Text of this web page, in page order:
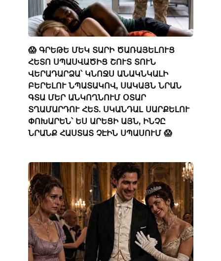
😱 ԳՐԵԹԵ ՄԵԿ ՏԱՐԻ ԾԱՌԱՅԵԼՈՒՑ
ՀԵՏՈ ՍՊԱՍՎԱԾԻՑ ՇՈՒՏ ՏՈՒՆ
ՎԵՐԱԴԱՐՁԱ՝ ԿՆՈՋՍ ԱՆԱԿՆԿԱԼԻ
ԲԵՐԵԼՈՒ ՆՊԱՏԱԿՈՎ, ՍԱԿԱՅՆ ՆՐԱՆ
ԳՏԱ ՄԵՐ ԱՆԿՈՂՆՈՒՄ ՕՏԱՐ
ՏՂԱՄԱՐԴՈՒ ՀԵՏ. ՍԿԱՆԴԱԼ ՍԱՐՔԵԼՈՒ
ՓՈԽԱՐԵՆ՝ ԵՍ ԱՐԵՑԻ ԱՅՆ, ԻՆՉԸ
ՆՐԱՆՔ ՀԱՍՏԱՏ ՉԷԻՆ ՍՊԱՍՈՒՄ 😱